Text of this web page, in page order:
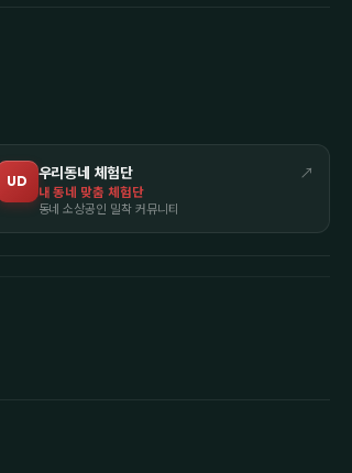
UD 우리동네 체험단 ↗
내 동네 맞춤 체험단
동네 소상공인 밀착 커뮤니티